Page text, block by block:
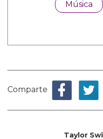
Música
Comparte
Taylor